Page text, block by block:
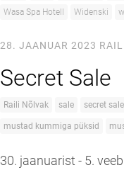
Wasa Spa Hotell
Widenski
28. JAANUAR 2023
Secret Sale
Raili Nõlvak sale secret sale
mustad kummiga püksid
30. jaanuarist - 5.